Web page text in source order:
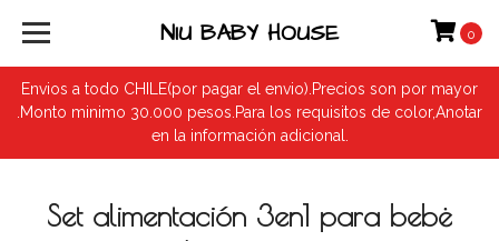
Envios a todo CHILE(por pagar el envio).Precios son por mayor
.Monto minimo 30.000 pesos.Para los requisitos de color,Anotar
en la información adicional.
NIU BABY HOUSE 0
Set alimentación 3en1 para bebė